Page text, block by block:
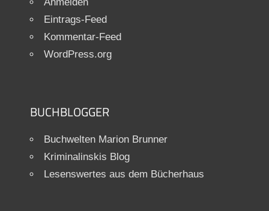
Eintrags-Feed
Kommentar-Feed
WordPress.org
BUCHBLOGGER
Buchwelten Marion Brunner
Kriminalinskis Blog
Lesenswertes aus dem Bücherhaus